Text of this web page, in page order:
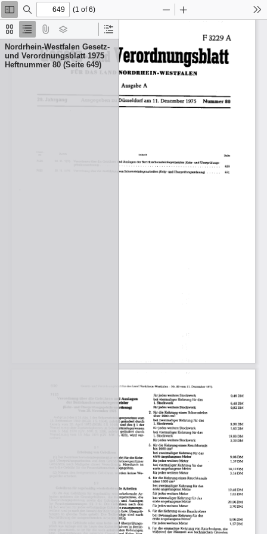
Thumbnails
Document
Outline
Attachments
Layers
Current
Item
Nordrhein-Westfalen Gesetz-
und Verordnungsblatt 1975
Heftnummer 80 (Seite 649)
Toggle
Sidebar
Find
(1 of 6)
Zoom